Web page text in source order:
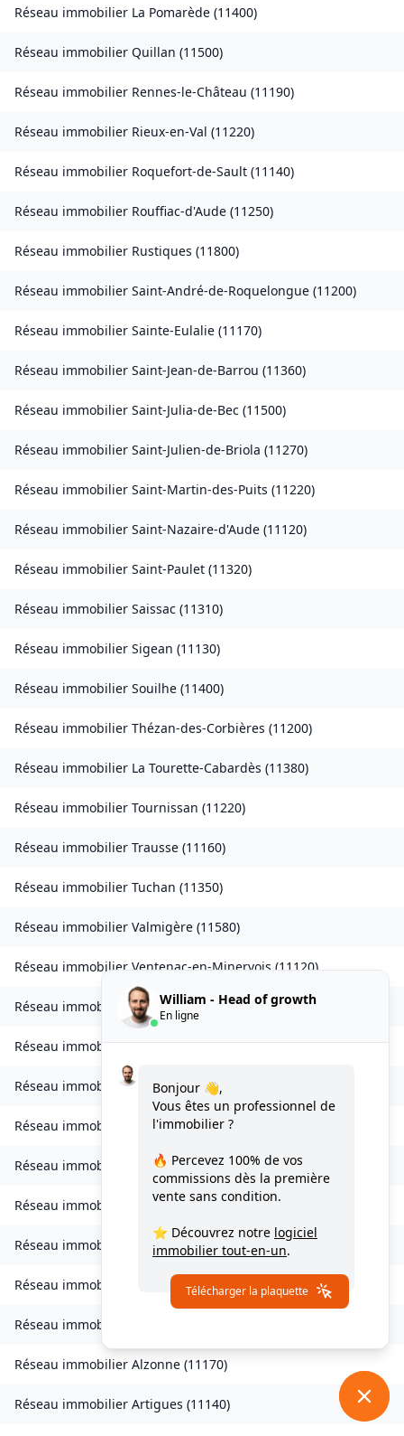
Réseau immobilier La Pomarède (11400)
Réseau immobilier Quillan (11500)
Réseau immobilier Rennes-le-Château (11190)
Réseau immobilier Rieux-en-Val (11220)
Réseau immobilier Roquefort-de-Sault (11140)
Réseau immobilier Rouffiac-d'Aude (11250)
Réseau immobilier Rustiques (11800)
Réseau immobilier Saint-André-de-Roquelongue (11200)
Réseau immobilier Sainte-Eulalie (11170)
Réseau immobilier Saint-Jean-de-Barrou (11360)
Réseau immobilier Saint-Julia-de-Bec (11500)
Réseau immobilier Saint-Julien-de-Briola (11270)
Réseau immobilier Saint-Martin-des-Puits (11220)
Réseau immobilier Saint-Nazaire-d'Aude (11120)
Réseau immobilier Saint-Paulet (11320)
Réseau immobilier Saissac (11310)
Réseau immobilier Sigean (11130)
Réseau immobilier Souilhe (11400)
Réseau immobilier Thézan-des-Corbières (11200)
Réseau immobilier La Tourette-Cabardès (11380)
Réseau immobilier Tournissan (11220)
Réseau immobilier Trausse (11160)
Réseau immobilier Tuchan (11350)
Réseau immobilier Valmigère (11580)
Réseau immobilierVentenac-en-Minervois(11120)
Réseau immobilierVerdun-en-Lauragais( 11400)
Réseau immobilierVignevieille(11330)
Réseau immobilierVillalier(11600
Réseau immobilier Villanière(11600)
Réseau immobilier Villardebelle(11580)
Réseau immobilier Villarzel-Cabardès(11600
Réseau immobilier Villefloure(11570)
Réseau immobilier Alairac 11290)
Réseau immobilier
Réseau immobilier Alzonne (11170)
Réseau immobilier Artigues (11140)
William - Head of growth
En ligne
Bonjour 👋,
Vous êtes un professionnel de
l'immobilier ?
🔥 Percevez 100% de vos
commissions dès la première
vente sans condition.
⭐ Découvrez notre logiciel
immobilier tout-en-un.
Télécharger la plaquette